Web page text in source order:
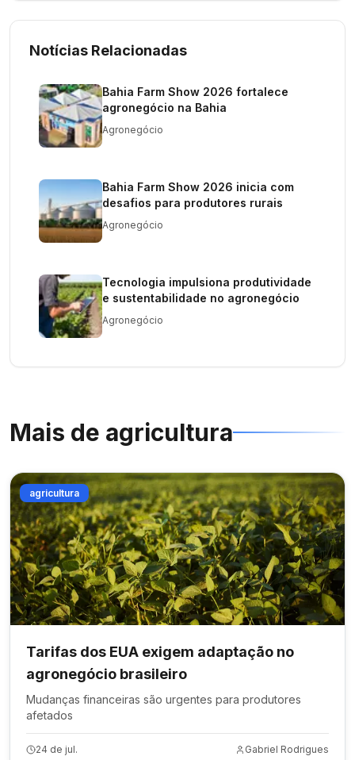
Notícias Relacionadas
Bahia Farm Show 2026 fortalece
agronegócio na Bahia
Agronegócio
Bahia Farm Show 2026 inicia com
desafios para produtores rurais
Agronegócio
Tecnologia impulsiona produtividade
e sustentabilidade no agronegócio
Agronegócio
Mais de agricultura
agricultura
Tarifas dos EUA exigem adaptação no
agronegócio brasileiro
Mudanças financeiras são urgentes para produtores
afetados
24 de jul. Gabriel Rodrigues